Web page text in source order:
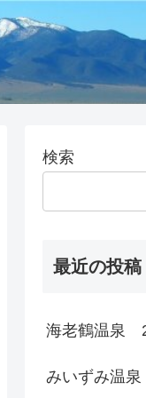
検索
最近の投稿
海老鶴温泉
みいずみ温